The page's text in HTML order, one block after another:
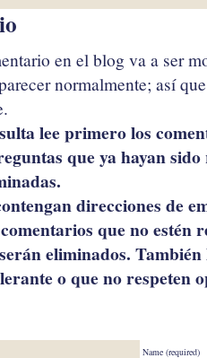
en el blog va a ser
normalmente; así
lee primero los
que ya hayan
direcciones de
que no estén
eliminados.
o que no respeten
Name (required)